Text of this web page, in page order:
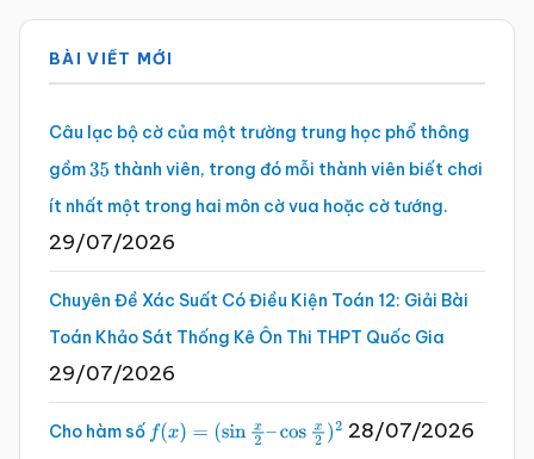
Sidebar
chính
BÀI VIẾT MỚI
Câu lạc bộ cờ của một trường trung học phổ thông
gồm35 thành viên, trong đó mỗi thành viên biết chơi
ít nhất một trong hai môn cờ vua hoặc cờ tướng.
29/07/2026
Chuyên Đề Xác Suất Có Điều Kiện Toán 12: Giải Bài
Toán Khảo Sát Thống Kê Ôn Thi THPT Quốc Gia
29/07/2026
Cho hàm số f(x)=(sinx2 –cosx2 )2 28/07/2026